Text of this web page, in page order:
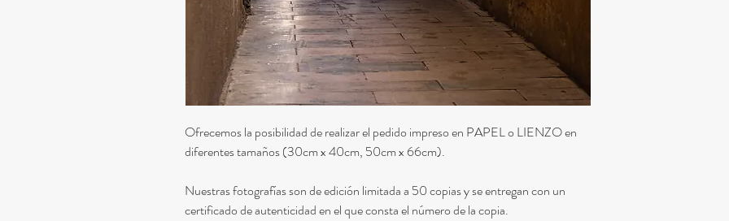
Ofrecemos la posibilidad de realizar el pedido impreso en PAPEL o LIENZO en
diferentes tamaños (30cm x 40cm, 50cm x 66cm).
Nuestras fotografías son de edición limitada a 50 copias y se entregan con un
certificado de autenticidad en el que consta el número de la copia.